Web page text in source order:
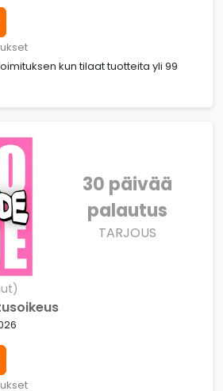
kun tilaat tuotteita yli 99
30 päivää
palautus
TARJOUS